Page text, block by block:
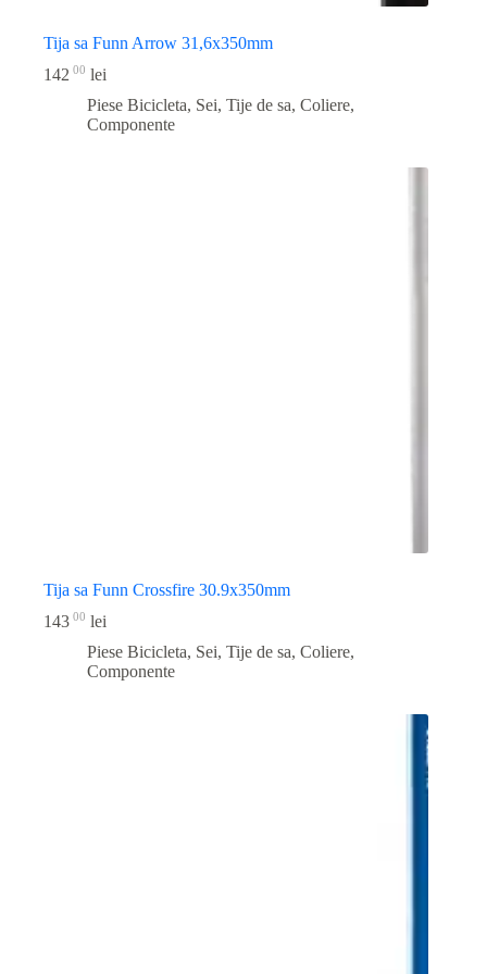
Tija sa Funn Arrow 31,6x350mm
142 00 lei
Piese Bicicleta, Sei, Tije de sa, Coliere,
Componente
Tija sa Funn Crossfire 30.9x350mm
143 00 lei
Piese Bicicleta, Sei, Tije de sa, Coliere,
Componente